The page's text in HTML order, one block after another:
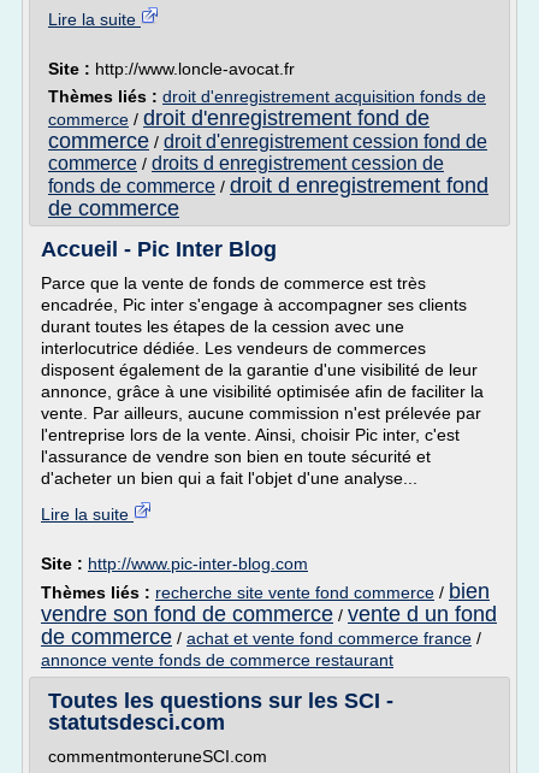
Lire la suite
Site : http://www.loncle-avocat.fr
Thèmes liés : droit d'enregistrement acquisition fonds de
commerce / droit d'enregistrement fond de
commerce / droit d'enregistrement cession fond de
commerce / droits d enregistrement cession de
fonds de commerce / droit d enregistrement fond
de commerce
Accueil - Pic Inter Blog
Parce que la vente de fonds de commerce est très
encadrée, Pic inter s'engage à accompagner ses clients
durant toutes les étapes de la cession avec une
interlocutrice dédiée. Les vendeurs de commerces
disposent également de la garantie d'une visibilité de leur
annonce, grâce à une visibilité optimisée afin de faciliter la
vente. Par ailleurs, aucune commission n'est prélevée par
l'entreprise lors de la vente. Ainsi, choisir Pic inter, c'est
l'assurance de vendre son bien en toute sécurité et
d'acheter un bien qui a fait l'objet d'une analyse...
Lire la suite
Site : http://www.pic-inter-blog.com
Thèmes liés : recherche site vente fond commerce / bien
vendre son fond de commerce / vente d un fond
de commerce / achat et vente fond commerce france /
annonce vente fonds de commerce restaurant
Toutes les questions sur les SCI -
statutsdesci.com
commentmonteruneSCI.com